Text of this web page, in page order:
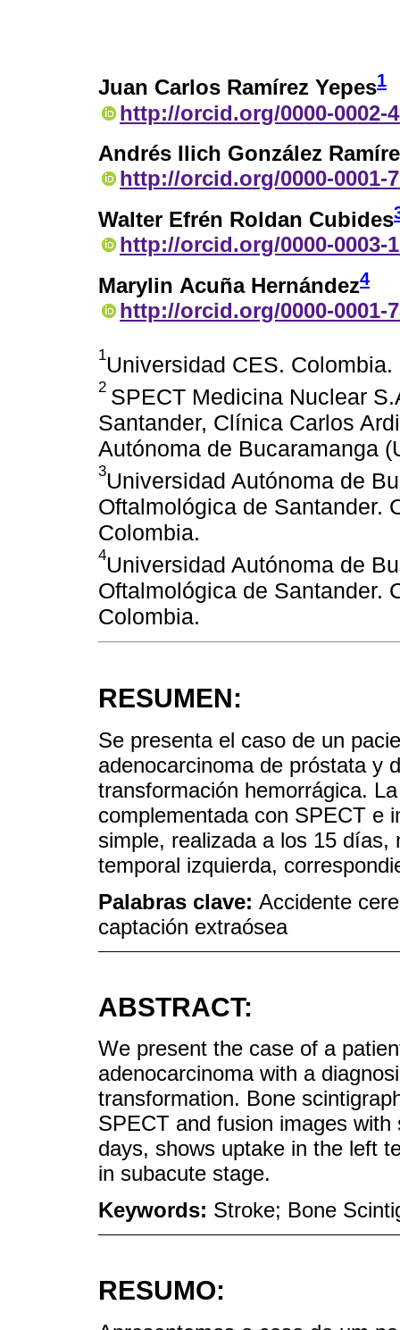
Juan Carlos Ramírez Yepes1
http://orcid.org/0000-0002-
Andrés Ilich González
http://orcid.org/0000-0001-
Walter Efrén Roldan Cubides
http://orcid.org/0000-0003-
Marylin Acuña Hernández4
http://orcid.org/0000-0001-
1Universidad CES.
2 SPECT Medicina Nuclear
Santander, Clínica Carlos
Autónoma de Bucaramanga
3Universidad Autónoma de
Oftalmológica de Santander.
Colombia.
4Universidad Autónoma de
Oftalmológica de Santander.
Colombia.
RESUMEN:
Se presenta el caso de un
adenocarcinoma de próstata y
transformación hemorrágica.
complementada con SPECT e
simple, realizada a los 15 días,
temporal izquierda,
Palabras clave: Accidente
captación extraósea
ABSTRACT:
We present the case of a
adenocarcinoma with a
transformation. Bone
SPECT and fusion images
days, shows uptake in the left
in subacute stage.
Keywords: Stroke; Bone
RESUMO: